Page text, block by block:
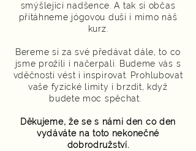
smýšlející nadšence. A tak si občas
přitáhneme jógovou duši i mimo náš
kurz.
Bereme si za své předávat dále, to co
jsme prožili i načerpali.
Budeme vás s
vděčností vést i inspirovat. Prohlubovat
vaše fyzické limity i brzdit, když
budete moc spěchat.
Děkujeme, že se s námi den co den
vydáváte na toto nekonečné
dobrodružství.